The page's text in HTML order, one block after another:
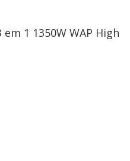
1 1350W WAP High